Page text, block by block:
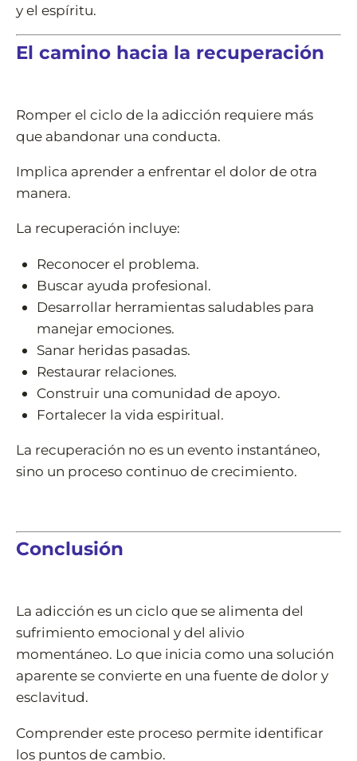
y el espíritu.
El camino hacia la recuperación
Romper el ciclo de la adicción requiere más
que abandonar una conducta.
Implica aprender a enfrentar el dolor de otra
manera.
La recuperación incluye:
Reconocer el problema.
Buscar ayuda profesional.
Desarrollar herramientas saludables para
manejar emociones.
Sanar heridas pasadas.
Restaurar relaciones.
Construir una comunidad de apoyo.
Fortalecer la vida espiritual.
La recuperación no es un evento instantáneo,
sino un proceso continuo de crecimiento.
Conclusión
La adicción es un ciclo que se alimenta del
sufrimiento emocional y del alivio
momentáneo. Lo que inicia como una solución
aparente se convierte en una fuente de dolor y
esclavitud.
Comprender este proceso permite identificar
los puntos de cambio.